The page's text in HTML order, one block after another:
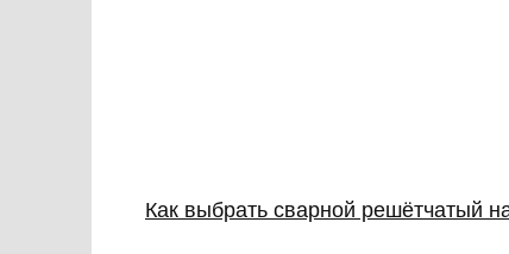
Как выбрать сварной решётчатый